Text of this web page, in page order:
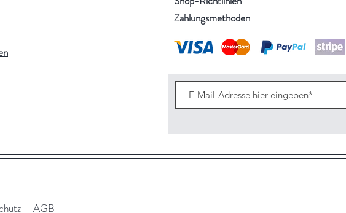
Zahlungsmethoden
AGB